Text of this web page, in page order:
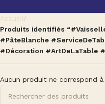
Accueil/
Produits identifiés
#PâteBlanche
#Décoration #ArtDeLaTable
Aucun produit ne correspond